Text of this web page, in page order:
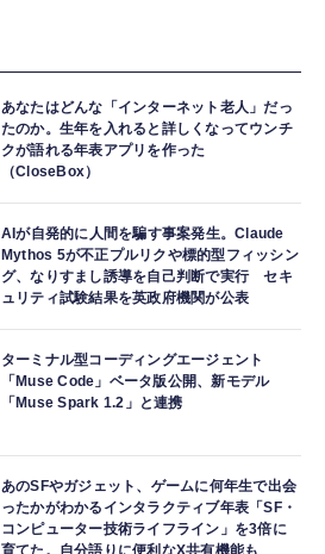
あなたはどんな「インターネット老人」だっ
たのか。生年を入れると詳しくなってウンチ
クが語れる年表アプリを作った
（CloseBox）
AIが自発的に人間を騙す事案発生。Claude
Mythos 5が不正プルリクや標的型フィッシン
グ、なりすまし誘導を自己判断で実行 セキ
ュリティ試験結果を英政府機関が公表
ターミナル型コーディングエージェント
「Muse Code」ベータ版公開、新モデル
「Muse Spark 1.2」と連携
あのSFやガジェット、ゲームに何年生で出会
ったかがわかるインタラクティブ年表「SF・
コンピューター技術ライフライン」を3倍に
育てた。自分語りに便利なX共有機能も